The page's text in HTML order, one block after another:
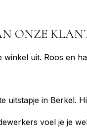
ONZE
uit. Roos en
in Berkel.
voel je je